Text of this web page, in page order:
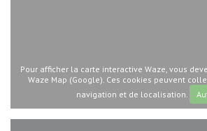
Pour afficher la carte interactive Waze, vous
Waze Map (Google). Ces cookies peuvent
navigation et de localisation.